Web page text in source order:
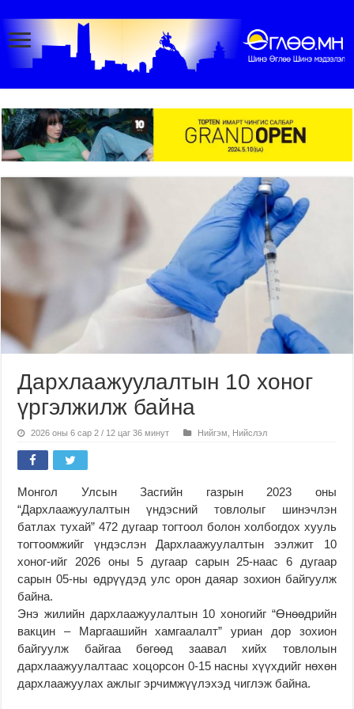
Дархлаажуулалтын 10 хоног
үргэлжилж байна
2026 оны 6 сар 2 / 12 цаг 36 минут Нийгэм Нийслэл
Монгол Улсын Засгийн газрын 2023 оны
“Дархлаажуулалтын үндэсний товлолыг шинэчлэн
батлах тухай” 472 дугаар тогтоол болон холбогдох хууль
тогтоомжийг үндэслэн Дархлаажуулалтын ээлжит 10
хоног-ийг 2026 оны 5 дугаар сарын 25-наас 6 дугаар
сарын 05-ны өдрүүдэд улс орон даяар зохион байгуулж
байна.
Энэ жилийн дархлаажуулалтын 10 хоногийг “Өнөөдрийн
вакцин – Маргаашийн хамгаалалт” уриан дор зохион
байгуулж байгаа бөгөөд заавал хийх товлолын
дархлаажуулалтаас хоцорсон 0-15 насны хүүхдийг нөхөн
дархлаажуулах ажлыг эрчимжүүлэхэд чиглэж байна.